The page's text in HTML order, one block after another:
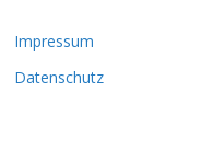
Impressum
Datenschutz